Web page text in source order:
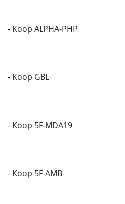
- Koop ALPHA-PHP
- Koop GBL
- Koop 5F-MDA19
- Koop 5F-AMB